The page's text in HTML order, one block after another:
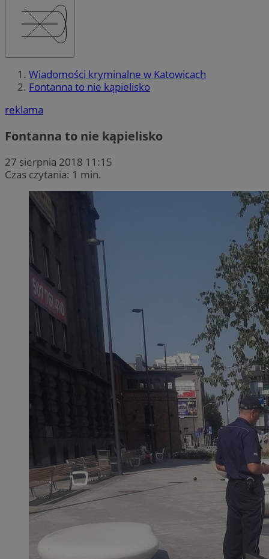
Wiadomości kryminalne w Katowicach
Fontanna to nie kąpielisko
reklama
Fontanna to nie kąpielisko
27 sierpnia 2018 11:15
Czas czytania: 1 min.